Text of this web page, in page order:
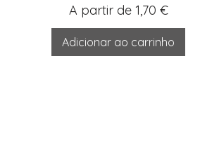
A partir de 1,70 €
Preço promocional
Adicionar ao carrinho